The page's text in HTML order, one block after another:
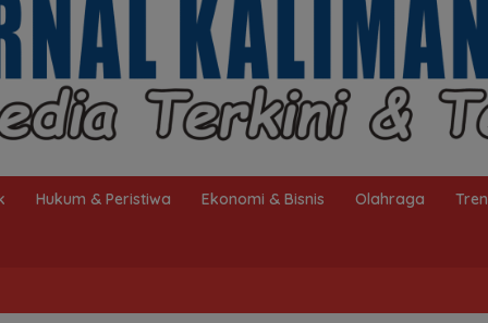
Hukum & Peristiwa Ekonomi & Bisnis Olahraga